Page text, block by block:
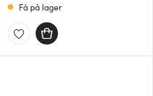
Få på lager